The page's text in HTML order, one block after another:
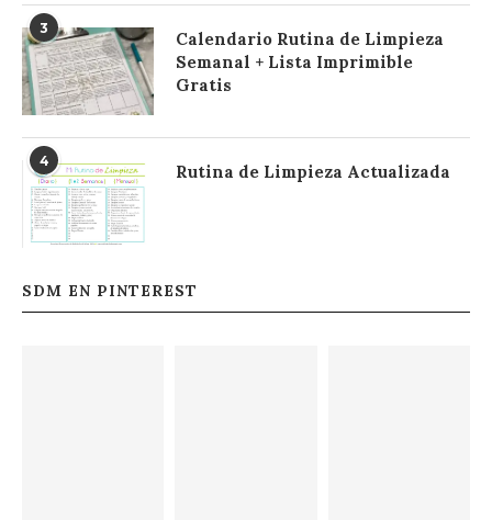
3
Calendario Rutina de Limpieza
Semanal + Lista Imprimible
Gratis
4
Rutina de Limpieza Actualizada
SDM EN PINTEREST